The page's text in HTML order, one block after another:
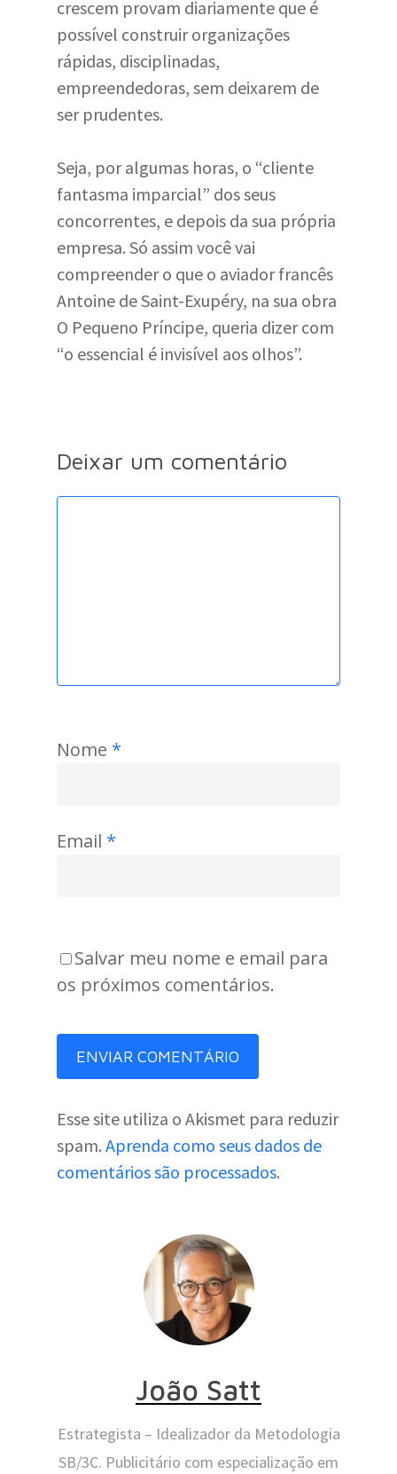
crescem provam diariamente que é
possível construir organizações
rápidas, disciplinadas,
empreendedoras, sem deixarem de
ser prudentes.
Seja, por algumas horas, o “cliente
fantasma imparcial” dos seus
concorrentes, e depois da sua própria
empresa. Só assim você vai
compreender o que o aviador francês
Antoine de Saint-Exupéry, na sua obra
O Pequeno Príncipe, queria dizer com
“o essencial é invisível aos olhos”.
Deixar um comentário
Nome *
Email *
Salvar meu nome e email para
os próximos comentários.
Esse site utiliza o Akismet para reduzir
spam. Aprenda como seus dados de
comentários são processados.
João Satt
Estrategista – Idealizador da Metodologia
SB/3C. Publicitário com especialização em